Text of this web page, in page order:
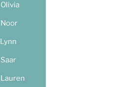
Olivia
Noor
Lynn
Saar
Lauren